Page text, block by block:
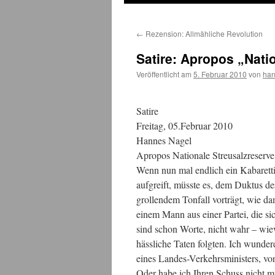
← Rezension: Allmähliche Revolution
Satire: Apropos
Veröffentlicht am 5. Februar 2010 von
Satire
Freitag, 05.Februar 2010
Hannes Nagel
Apropos Nationale Streusalzreserve
Wenn nun mal endlich ein
aufgreift, müsste es, dem Duktus
grollendem Tonfall vorträgt, wie
einem Mann aus einer Partei, die
sind schon Worte, nicht wahr –
hässliche Taten folgten. Ich
eines Landes-Verkehrsministers,